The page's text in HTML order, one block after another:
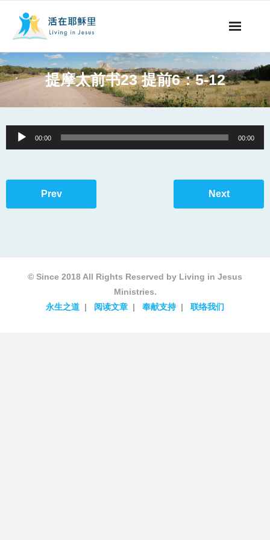
事工概要
阅读文章
提摩太前书23 提前6：5-12
Audio
Player
00:00 00:00
Prev Next
© Since 2018 All Rights Reserved by Living in Jesus
Ministries.
永生之道
阅读文章 奉献支持 联络我们